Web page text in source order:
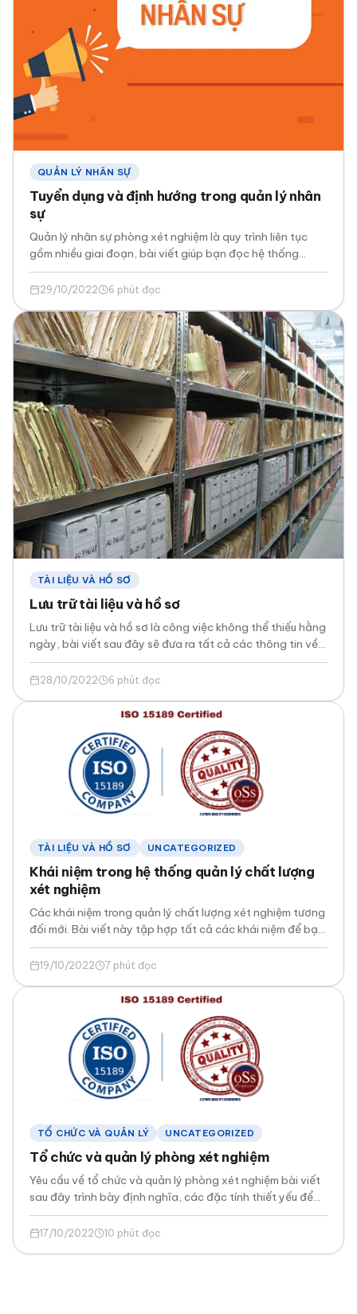
QUẢN LÝ NHÂN SỰ
Tuyển dụng và định hướng trong quản lý nhân
sự
Quản lý nhân sự phòng xét nghiệm là quy trình liên tục
gồm nhiều giai đoạn, bài viết giúp bạn đọc hệ thống
được các bước trong quy trình quản lý nhân sự.
29/10/2022 6 phút đọc
TÀI LIỆU VÀ HỒ SƠ
Lưu trữ tài liệu và hồ sơ
Lưu trữ tài liệu và hồ sơ là công việc không thể thiếu hằng
ngày, bài viết sau đây sẽ đưa ra tất cả các thông tin về
yêu cầu lưu trữ tài liệu và hồ sơ trong hệ thống quản lý
chất lượng xét nghiệm.
28/10/2022 6 phút đọc
TÀI LIỆU VÀ HỒ SƠ UNCATEGORIZED
Khái niệm trong hệ thống quản lý chất lượng
xét nghiệm
Các khái niệm trong quản lý chất lượng xét nghiệm tương
đối mới. Bài viết này tập hợp tất cả các khái niệm để bạn
đọc dễ dàng tiếp cận
19/10/2022 7 phút đọc
TỔ CHỨC VÀ QUẢN LÝ UNCATEGORIZED
Tổ chức và quản lý phòng xét nghiệm
Yêu cầu về tổ chức và quản lý phòng xét nghiệm bài viết
sau đây trình bày định nghĩa, các đặc tính thiết yếu để
thành công, yêu cầu về tổ chức, thực hiện vai trò lãnh
đạo, trách nhiệm của cán bộ quản lý và cam kết lãnh
17/10/2022 10 phút đọc